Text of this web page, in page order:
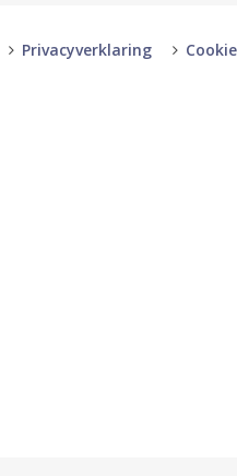
Privacyverklaring